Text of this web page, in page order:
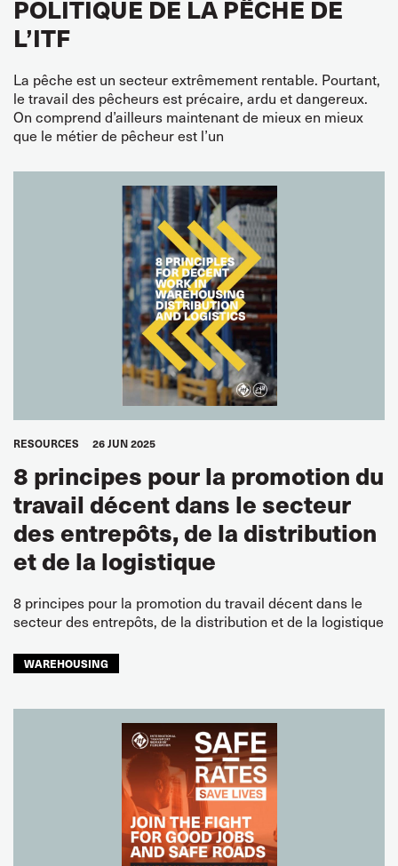
POLITIQUE DE LA PÊCHE DE
L’ITF
La pêche est un secteur extrêmement rentable. Pourtant,
le travail des pêcheurs est précaire, ardu et dangereux.
On comprend d’ailleurs maintenant de mieux en mieux
que le métier de pêcheur est l’un
RESOURCES 26 JUN 2025
8 principes pour la promotion du
travail décent dans le secteur
des entrepôts, de la distribution
et de la logistique
8 principes pour la promotion du travail décent dans le
secteur des entrepôts, de la distribution et de la logistique
WAREHOUSING